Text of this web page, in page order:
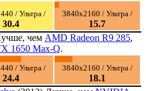
/ Ультра /
30.4
3840x2160 / Ультра /
15.7
чем AMD Radeon R9 285,
1650 Max-Q.
/ Ультра /
24.4
3840x2160 / Ультра /
18.1